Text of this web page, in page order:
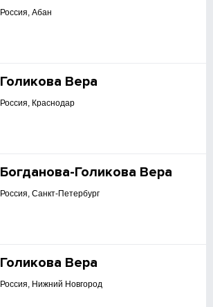
Россия, Абан
Голикова Вера
Россия, Краснодар
Богданова-Голикова Вера
Россия, Санкт-Петербург
Голикова Вера
Россия, Нижний Новгород